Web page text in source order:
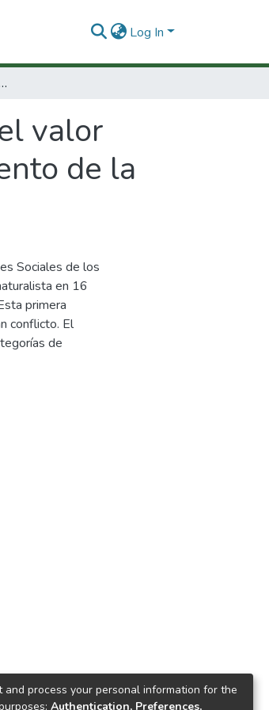
Log In
para el fortalecimiento de la convivencia escolar.
valor
de la
Sociales de los
en 16
primera
conflicto. El
de
and process your personal information for the
Authentication, Preferences,